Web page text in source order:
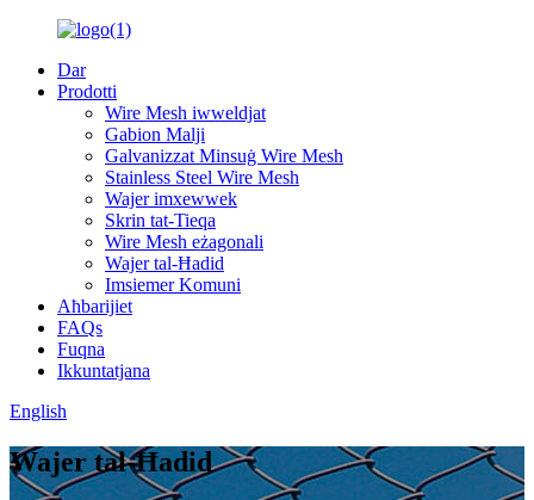
Dar
Prodotti
Wire Mesh iwweldjat
Gabion Malji
Galvanizzat Minsuġ Wire Mesh
Stainless Steel Wire Mesh
Wajer imxewwek
Skrin tat-Tieqa
Wire Mesh eżagonali
Wajer tal-Ħadid
Imsiemer Komuni
Aħbarijiet
FAQs
Fuqna
Ikkuntatjana
English
Wajer tal-Ħadid